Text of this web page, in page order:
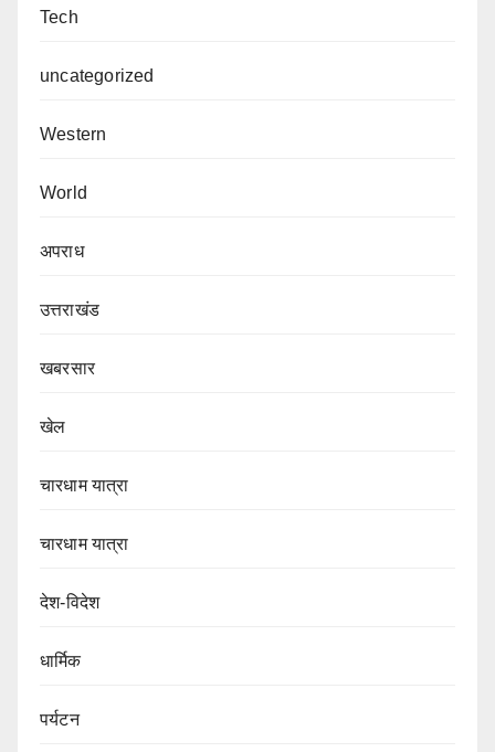
Tech
uncategorized
Western
World
अपराध
उत्तराखंड
खबरसार
खेल
चारधाम यात्रा
चारधाम यात्रा
देश-विदेश
धार्मिक
पर्यटन